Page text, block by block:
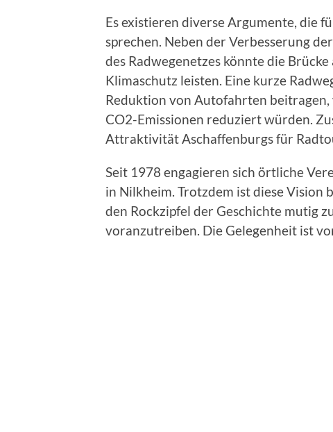
Es existieren diverse Argumente, die
sprechen. Neben der Verbesserung
des Radwegenetzes könnte die
Klimaschutz leisten. Eine kurze
Reduktion von Autofahrten
CO2-Emissionen reduziert würden.
Attraktivität Aschaffenburgs für
Seit 1978 engagieren sich örtliche
in Nilkheim. Trotzdem ist diese Vision
den Rockzipfel der Geschichte mutig
voranzutreiben. Die Gelegenheit ist